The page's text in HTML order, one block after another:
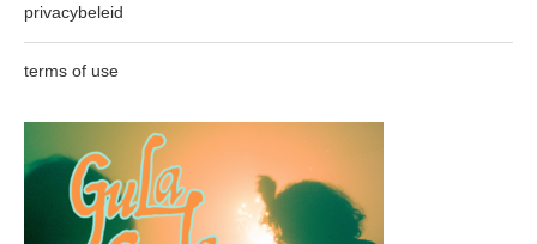
privacybeleid
terms of use